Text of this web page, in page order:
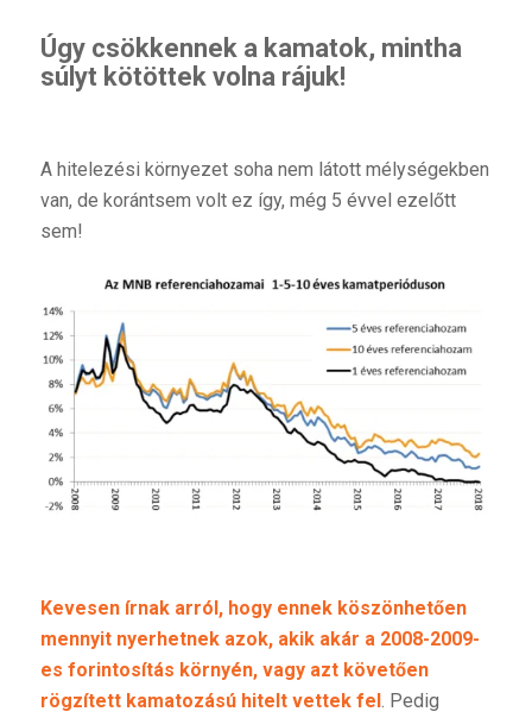
Úgy csökkennek a kamatok, mintha
súlyt kötöttek volna rájuk!
A hitelezési környezet soha nem látott mélységekben
van, de korántsem volt ez így, még 5 évvel ezelőtt
sem!
Kevesen írnak arról, hogy ennek köszönhetően
mennyit nyerhetnek azok, akik akár a 2008-2009-
es forintosítás környén, vagy azt követően
rögzített kamatozású hitelt vettek fel. Pedig